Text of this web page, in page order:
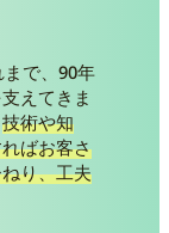
で、90年
えてきま
技術や知
ばお客さ
り、工夫